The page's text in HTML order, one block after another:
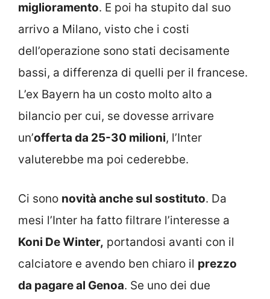
miglioramento. E poi ha stupito dal suo
arrivo a Milano, visto che i costi
dell’operazione sono stati decisamente
bassi, a differenza di quelli per il francese.
L’ex Bayern ha un costo molto alto a
bilancio per cui, se dovesse arrivare
un’offerta da 25-30 milioni, l’Inter
valuterebbe ma poi cederebbe.
Ci sono novità anche sul sostituto. Da
mesi l’Inter ha fatto filtrare l’interesse a
Koni De Winter, portandosi avanti con il
calciatore e avendo ben chiaro il prezzo
da pagare al Genoa. Se uno dei due